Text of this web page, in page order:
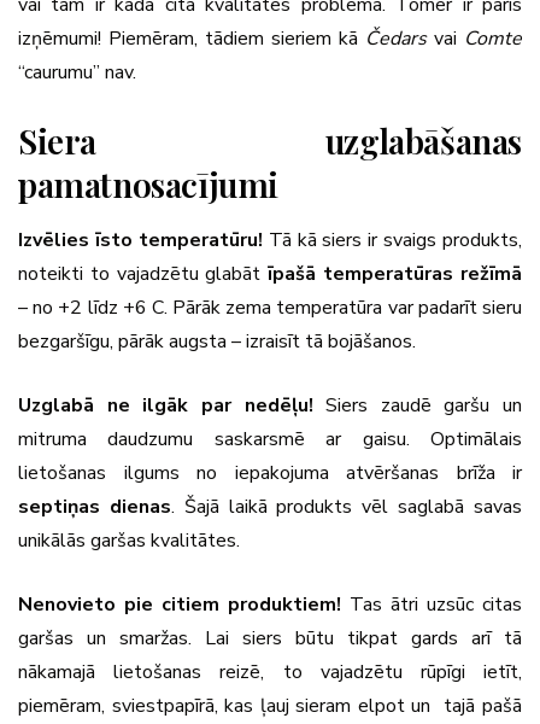
izņēmumi! Piemēram, tādiem sieriem kā Čedarsvai Comte
“caurumu” nav.
Siera uzglabāšanas
pamatnosacījumi
Izvēlies īsto temperatūru! Tā kā siers ir svaigs produkts,
noteikti to vajadzētu glabātīpašā temperatūras režīmā
– no +2 līdz +6 C. Pārāk zema temperatūra var padarīt sieru
bezgaršīgu, pārāk augsta – izraisīt tā bojāšanos.
Uzglabā ne ilgāk par nedēļu! Siers zaudē garšu un
mitruma daudzumu saskarsmē ar gaisu. Optimālais
lietošanas ilgums no iepakojuma atvēršanas brīža ir
septiņas dienas. Šajā laikā produkts vēl saglabā savas
unikālās garšas kvalitātes.
Nenovieto pie citiem produktiem! Tas ātri uzsūc citas
garšas un smaržas. Lai siers būtu tikpat gards arī tā
nākamajā lietošanas reizē, to vajadzētu rūpīgi ietīt,
piemēram, sviestpapīrā, kas ļauj sieram elpot un tajā pašā